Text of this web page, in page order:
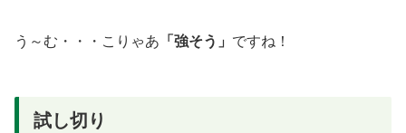
う～む・・・こりゃあ 「強そう」 ですね！
試し切り